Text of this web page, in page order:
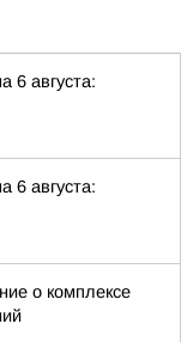
6 августа:
6 августа:
о комплексе